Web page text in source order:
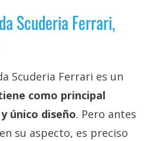
Scuderia Ferrari,
Scuderia Ferrari es un
como principal
único diseño. Pero antes
su aspecto, es preciso